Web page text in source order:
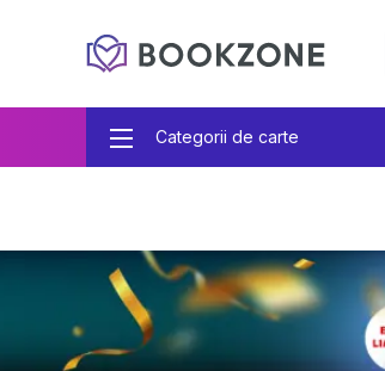
Categorii de carte